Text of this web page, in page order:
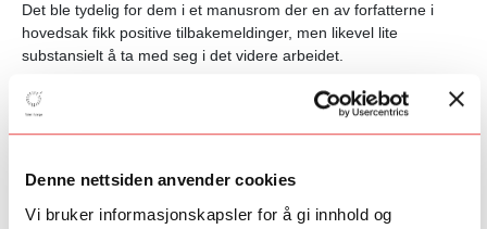
Denne nettsiden anvender cookies
Vi bruker informasjonskapsler for å gi innhold og
Det ble tydelig for dem i et manusrom der en av forfatterne i
hovedsak fikk positive tilbakemeldinger, men likevel lite
substansielt å ta med seg i det videre arbeidet.
«Veilederne har her ofte møtt spørsmål fra deltakerne om
«hvorfor det er så ille med ris og ros», og de har derfor vært
annet enn å bli litt lei seg eller glad i øyeblikket man får
kommentarene», som det heter i rapporten.